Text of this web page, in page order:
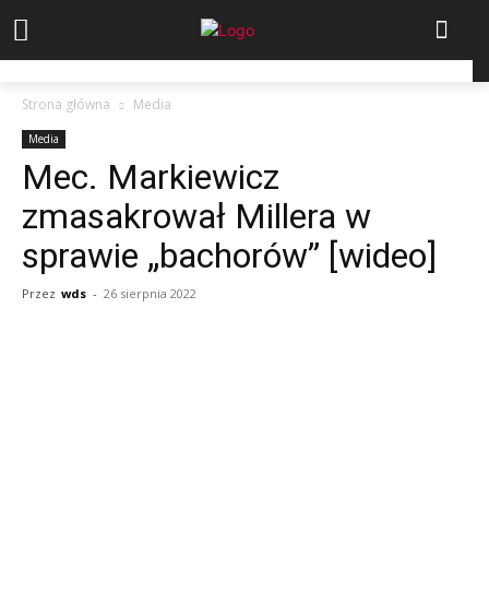
Strona główna Media
Media
Mec. Markiewicz
zmasakrował Millera w
sprawie „bachorów” [wideo]
Przez wds - 26 sierpnia 2022